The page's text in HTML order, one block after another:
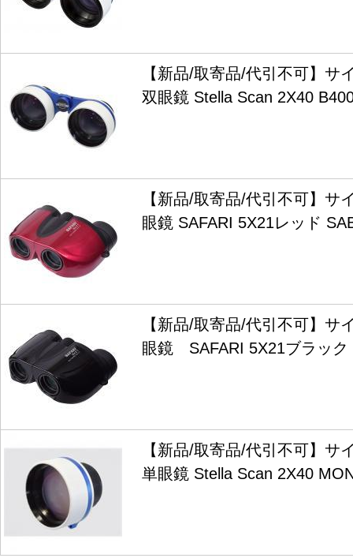
【新品/取寄品/代引不可】サ
双眼鏡 Stella Scan 2X40
【新品/取寄品/代引不可】サ
眼鏡 SAFARI 5X21レッド
【新品/取寄品/代引不可】
眼鏡 SAFARI 5X21ブラック
【新品/取寄品/代引不可】サ
単眼鏡 Stella Scan 2X40